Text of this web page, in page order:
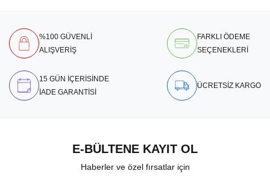
%100 GÜVENLİ
ALIŞVERİŞ
FARKLI ÖDEME
SEÇENEKLERİ
15 GÜN İÇERİSİNDE
İADE GARANTİSİ
ÜCRETSİZ KARGO
E-BÜLTENE KAYIT OL
Haberler ve özel fırsatlar için